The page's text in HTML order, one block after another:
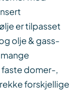
er tilpasset
olje & gass-
domer-,
forskjellige